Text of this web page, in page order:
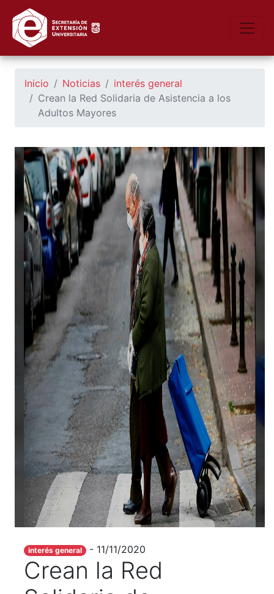
https://seu.unsl.edu.ar/
Inicio Noticias
interés general
Crean la Red Solidaria de Asistencia a los
Adultos Mayores
interés general - 11/11/2020
Crean la Red